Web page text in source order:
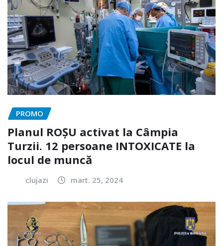
PROMO
Planul ROȘU activat la Câmpia
Turzii. 12 persoane INTOXICATE la
locul de muncă
clujazi mart. 25, 2024